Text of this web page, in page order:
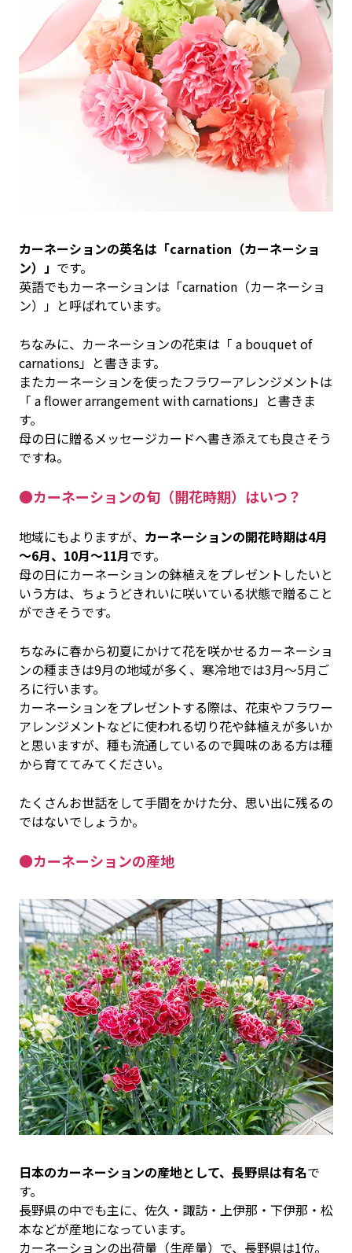
カーネーションの英名は「carnation（カーネーショ
ン）」 です。
英語でもカーネーションは「carnation（カーネーショ
ン）」と呼ばれています。
ちなみに、カーネーションの花束は「 a bouquet of
carnations」と書きます。
またカーネーションを使ったフラワーアレンジメントは
「 a flower arrangement with carnations」と書きま
す。
母の日に贈るメッセージカードへ書き添えても良さそう
ですね。
●カーネーションの旬（開花時期）はいつ？
地域にもよりますが、 カーネーションの開花時期は4月
～6月、10月～11月です。
母の日にカーネーションの鉢植えをプレゼントしたいと
いう方は、ちょうどきれいに咲いている状態で贈ること
ができそうです。
ちなみに春から初夏にかけて花を咲かせるカーネーショ
ンの種まきは9月の地域が多く、寒冷地では3月〜5月ご
ろに行います。
カーネーションをプレゼントする際は、花束やフラワー
アレンジメントなどに使われる切り花や鉢植えが多いか
と思いますが、種も流通しているので興味のある方は種
から育ててみてください。
たくさんお世話をして手間をかけた分、思い出に残るの
ではないでしょうか。
●カーネーションの産地
日本のカーネーションの産地として、長野県は有名で
す。
長野県の中でも主に、佐久・諏訪・上伊那・下伊那・松
本などが産地になっています。
カーネーションの出荷量（生産量）で、長野県は1位。